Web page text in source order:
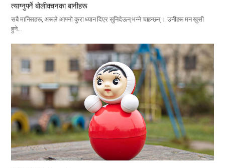
त्याग्नुपर्ने बोलीवचनका बानीहरू
सबै मानिसहरू, अरूले आफ्नो कुरा ध्यान दिएर सुनिदेऊन् भन्ने चाहन्छन् । उनीहरू मन खुसी
हुने…